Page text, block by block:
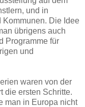
und in
Kommunen. Die Idee
übrigens auch
Programme für
und
waren von der
die ersten Schritte.
man in Europa nicht